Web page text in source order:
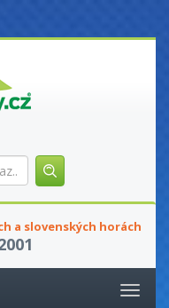
Zadejte
hledaný
a slovenských horách